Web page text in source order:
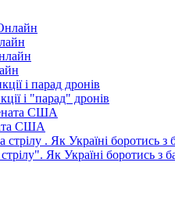
і "парад" дронів
США
Як Україні боротись з